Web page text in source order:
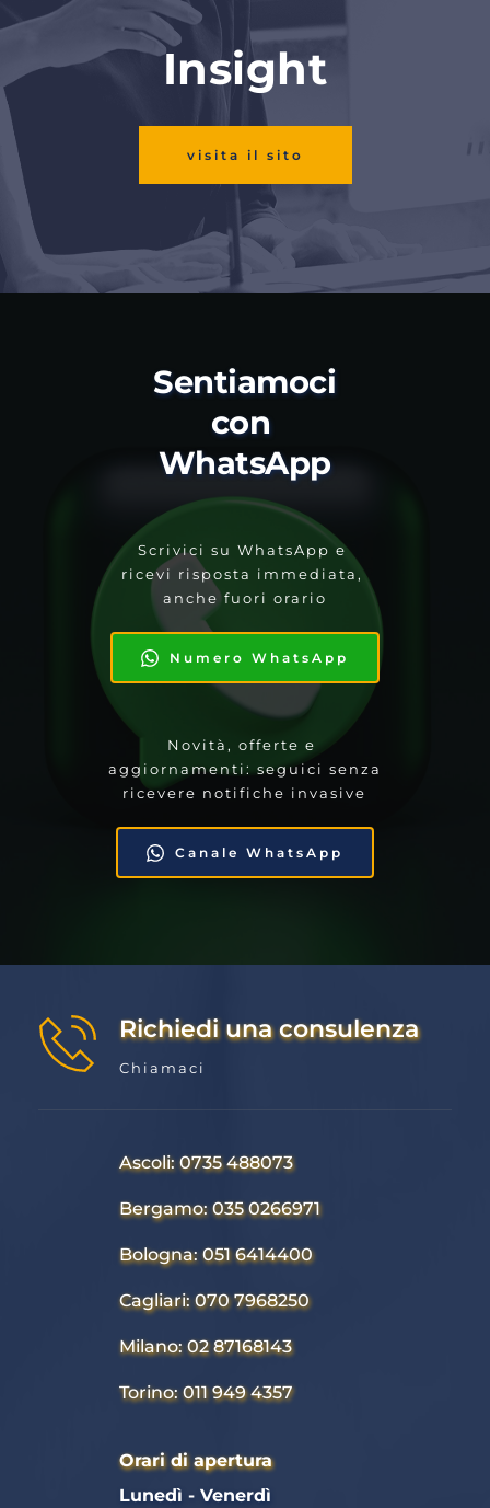
Insight
visita il sito
Sentiamoci
con
WhatsApp
Scrivici su WhatsApp e
ricevi risposta immediata,
anche fuori orario
Numero WhatsApp
Novità, offerte e
aggiornamenti: seguici senza
ricevere notifiche invasive
Canale WhatsApp
Richiedi una consulenza
Chiamaci
Ascoli: 0735 488073
Bergamo: 035 0266971
Bologna: 051 6414400
Cagliari: 070 7968250
Milano: 02 87168143
Torino: 011 949 4357
Orari di apertura
Lunedì - Venerdì